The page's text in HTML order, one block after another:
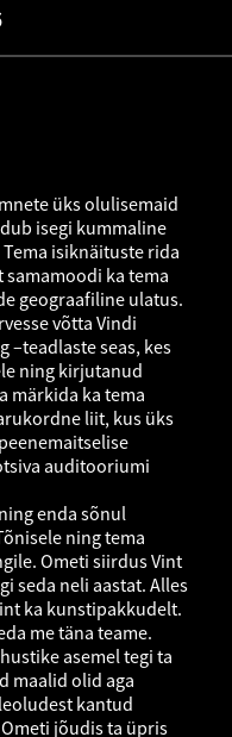
üks olulisemaid
isegi kummaline
isiknäituste rida
ka tema
geograafiline ulatus.
võtta Vindi
seas, kes
ning kirjutanud
märkida ka tema
liit, kus üks
auditooriumi
enda sõnul
ning tema
Ometi siirdus Vint
seda neli aastat. Alles
ka kunstipakkudelt.
me täna teame.
asemel tegi ta
maalid olid aga
kantud
jõudis ta üpris